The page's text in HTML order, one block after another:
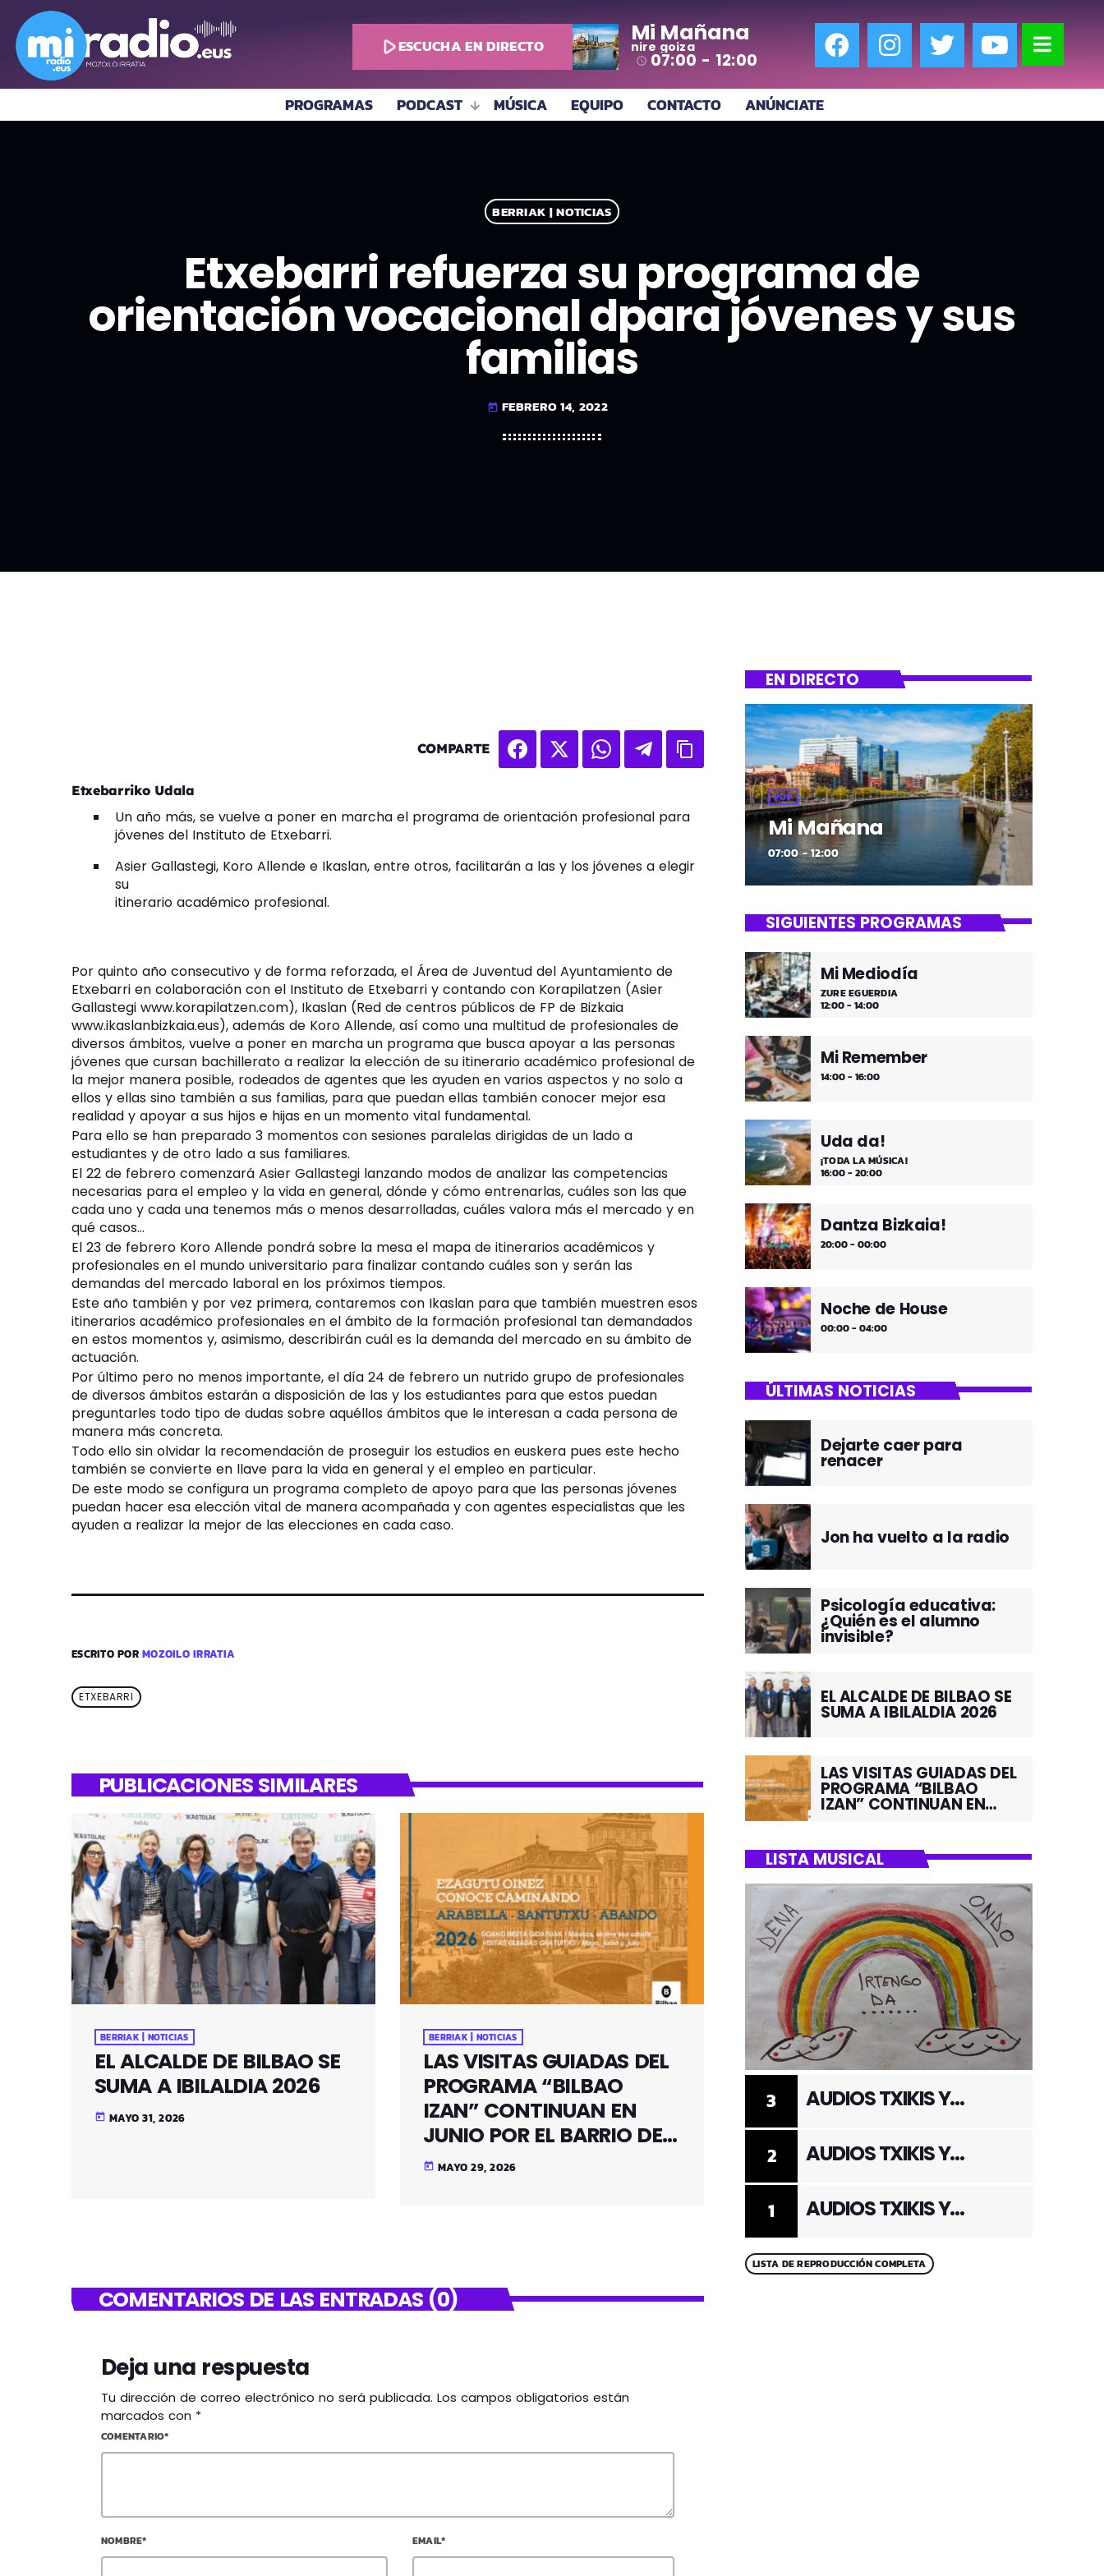
play_arrowESCUCHA EN DIRECTO Mi Mañana
nire goiza
access_time 07:00 - 12:00
PROGRAMAS PODCAST MÚSICA EQUIPO CONTACTO ANÚNCIATE
BERRIAK | NOTICIAS
Etxebarri refuerza su programa de
orientación vocacional dpara jóvenes y sus
familias
today FEBRERO 14, 2022
COMPARTE
Etxebarriko Udala
Un año más, se vuelve a poner en marcha el programa de orientación profesional para
jóvenes del Instituto de Etxebarri.
Asier Gallastegi, Koro Allende e Ikaslan, entre otros, facilitarán a las y los jóvenes a elegir
su
itinerario académico profesional.
Por quinto año consecutivo y de forma reforzada, el Área de Juventud del Ayuntamiento de
Etxebarri en colaboración con el Instituto de Etxebarri y contando con Korapilatzen (Asier
Gallastegi www.korapilatzen.com), Ikaslan (Red de centros públicos de FP de Bizkaia
www.ikaslanbizkaia.eus), además de Koro Allende, así como una multitud de profesionales de
diversos ámbitos, vuelve a poner en marcha un programa que busca apoyar a las personas
jóvenes que cursan bachillerato a realizar la elección de su itinerario académico profesional de
la mejor manera posible, rodeados de agentes que les ayuden en varios aspectos y no solo a
ellos y ellas sino también a sus familias, para que puedan ellas también conocer mejor esa
realidad y apoyar a sus hijos e hijas en un momento vital fundamental.
Para ello se han preparado 3 momentos con sesiones paralelas dirigidas de un lado a
estudiantes y de otro lado a sus familiares.
El 22 de febrero comenzará Asier Gallastegi lanzando modos de analizar las competencias
necesarias para el empleo y la vida en general, dónde y cómo entrenarlas, cuáles son las que
cada uno y cada una tenemos más o menos desarrolladas, cuáles valora más el mercado y en
qué casos…
El 23 de febrero Koro Allende pondrá sobre la mesa el mapa de itinerarios académicos y
profesionales en el mundo universitario para finalizar contando cuáles son y serán las
demandas del mercado laboral en los próximos tiempos.
Este año también y por vez primera, contaremos con Ikaslan para que también muestren esos
itinerarios académico profesionales en el ámbito de la formación profesional tan demandados
en estos momentos y, asimismo, describirán cuál es la demanda del mercado en su ámbito de
actuación.
Por último pero no menos importante, el día 24 de febrero un nutrido grupo de profesionales
de diversos ámbitos estarán a disposición de las y los estudiantes para que estos puedan
preguntarles todo tipo de dudas sobre aquéllos ámbitos que le interesan a cada persona de
manera más concreta.
Todo ello sin olvidar la recomendación de proseguir los estudios en euskera pues este hecho
también se convierte en llave para la vida en general y el empleo en particular.
De este modo se configura un programa completo de apoyo para que las personas jóvenes
puedan hacer esa elección vital de manera acompañada y con agentes especialistas que les
ayuden a realizar la mejor de las elecciones en cada caso.
ESCRITO PORMOZOILO IRRATIA
ETXEBARRI
PUBLICACIONES SIMILARES
BERRIAK | NOTICIAS
EL ALCALDE DE BILBAO SE
SUMA A IBILALDIA 2026
today MAYO 31, 2026
BERRIAK | NOTICIAS
LAS VISITAS GUIADAS DEL
PROGRAMA “BILBAO
IZAN” CONTINUAN EN
JUNIO POR EL BARRIO DE
SANTUTXU
today MAYO 29, 2026
COMENTARIOS DE LAS ENTRADAS (0)
Deja una respuesta
Tu dirección de correo electrónico no será publicada. Los campos obligatorios están
marcados con *
COMENTARIO*
NOMBRE* EMAIL*
EN DIRECTO
POP
Mi Mañana
07:00 - 12:00
SIGUIENTES PROGRAMAS
Mi Mediodía
ZURE EGUERDIA
12:00 - 14:00
Mi Remember
14:00 - 16:00
Uda da!
¡TODA LA MÚSICA!
16:00 - 20:00
Dantza Bizkaia!
20:00 - 00:00
Noche de House
00:00 - 04:00
ÚLTIMAS NOTICIAS
Dejarte caer para
renacer
Jon ha vuelto a la radio
Psicología educativa:
¿Quién es el alumno
invisible?
EL ALCALDE DE BILBAO SE
SUMA A IBILALDIA 2026
LAS VISITAS GUIADAS DEL
PROGRAMA “BILBAO
IZAN” CONTINUAN EN
LISTA MUSICAL
1 AUDIOS TXIKIS Y
2 AUDIOS TXIKIS Y
3 AUDIOS TXIKIS Y
LISTA DE REPRODUCCIÓN COMPLETA